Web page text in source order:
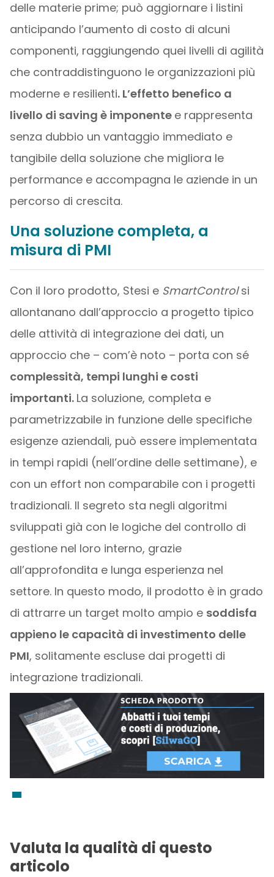
delle materie prime; può aggiornare i listini
anticipando l’aumento di costo di alcuni
componenti, raggiungendo quei livelli di agilità
che contraddistinguono le organizzazioni più
moderne e resilienti. L’effetto benefico a
livello di saving è imponente e rappresenta
senza dubbio un vantaggio immediato e
tangibile della soluzione che migliora le
performance e accompagna le aziende in un
percorso di crescita.
Una soluzione completa, a
misura di PMI
Con il loro prodotto, Stesi e SmartControlsi
allontanano dall’approccio a progetto tipico
delle attività di integrazione dei dati, un
approccio che – com’è noto – porta con sé
complessità, tempi lunghi e costi
importanti. La soluzione, completa e
parametrizzabile in funzione delle specifiche
esigenze aziendali, può essere implementata
in tempi rapidi (nell’ordine delle settimane), e
con un effort non comparabile con i progetti
tradizionali. Il segreto sta negli algoritmi
sviluppati già con le logiche del controllo di
gestione nel loro interno, grazie
all’approfondita e lunga esperienza nel
settore. In questo modo, il prodotto è in grado
di attrarre un target molto ampio e soddisfa
appieno le capacità di investimento delle
PMI, solitamente escluse dai progetti di
integrazione tradizionali.
Valuta la qualità di questo
articolo